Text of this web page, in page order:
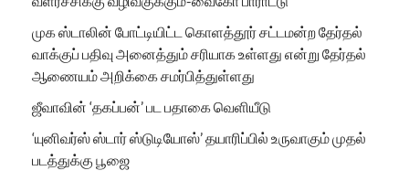
முக ஸ்டாலின் போட்டியிட்ட கொளத்தூர் சட்டமன்ற தேர்தல்
வாக்குப் பதிவு அனைத்தும் சரியாக உள்ளது என்று தேர்தல்
ஆணையம் அறிக்கை சமர்பித்துள்ளது
ஜீவாவின் ‘தகப்பன்’ பட பதாகை வெளியீடு
‘யுனிவர்ஸ் ஸ்டார் ஸ்டுடியோஸ்’ தயாரிப்பில் உருவாகும் முதல்
படத்துக்கு பூஜை